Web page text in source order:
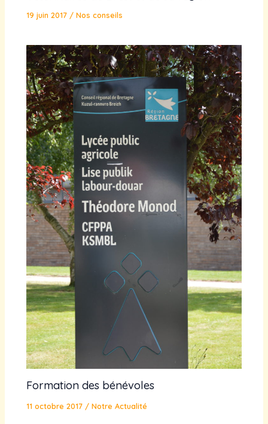
19 juin 2017 /Nos conseils
Formation des bénévoles
11 octobre 2017 /Notre Actualité